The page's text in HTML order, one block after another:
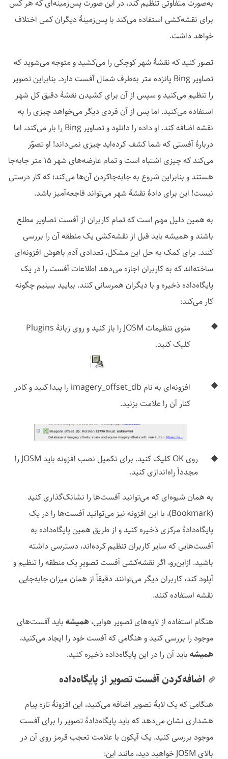
به‌صورت متفاوتی تنظیم کند، در این صورت پس‌زمینه‌ای که هر کس
برای نقشه‌کشی استفاده می‌کند با پس‌زمینهٔ دیگران کمی اختلاف
خواهد داشت.
تصور کنید که نقشهٔ شهر کوچکی را می‌کشید و متوجه می‌شوید که
تصاویر Bing پانزده متر به‌طرف شمال آفست دارد. بنابراین تصویر
را تنظیم می‌کنید و سپس از آن برای کشیدن نقشهٔ دقیق کل شهر
استفاده می‌کنید. اما پس از آن فردی دیگر می‌خواهد چیزی را به
نقشه اضافه کند. او داده را دانلود و تصاویر Bing را بار می‌کند، اما
دربارهٔ آفستی که شما کشف کرده‌اید چیزی نمی‌داند! او تصوّر
می‌کند که چیزی اشتباه است و تمام عارضه‌های شهر ۱۵ متر جابه‌جا
هستند و بنابراین شروع به جابه‌جاکردن آن‌ها می‌کند؛ که کار درستی
نیست! این برای دادهٔ نقشهٔ شهر می‌تواند فاجعه‌آمیز باشد.
به همین دلیل مهم است که تمام کاربران از آفست تصاویر مطلع
باشند و همیشه باید قبل از نقشه‌کشی یک منطقه آن را بررسی
کنند. برای کمک به حل این مشکل، تعدادی آدم باهوش افزونه‌ای
ساخته‌اند که به کاربران اجازه می‌دهد اطلاعات آفست را در یک
پایگاه‌داده ذخیره و با دیگران همرسانی کنند. بیایید ببینیم چگونه
کار می‌کند:
منوی تنظیمات JOSM را باز کنید و روی زبانهٔ Plugins
کلیک کنید.
افزونه‌ای به نام imagery_offset_db را پیدا کنید و کادر
کنار آن را علامت بزنید.
روی OK کلیک کنید. برای تکمیل نصب افزونه باید JOSM را
مجدداً راه‌اندازی کنید.
به همان شیوه‌ای که می‌توانید آفست‌ها را نشانک‌گذاری کنید
(Bookmark)، با این افزونه نیز می‌توانید آفست‌ها را در یک
پایگاه‌دادهٔ مرکزی ذخیره کنید و از طریق همین پایگاه‌داده به
آفست‌هایی که سایر کاربران تنظیم کرده‌اند، دسترسی داشته
باشید. ازاین‌رو، اگر نقشه‌کشی آفست تصویرِ یک منطقه را تنظیم و
آپلود کند، کاربران دیگر می‌توانند دقیقاً از همان میزان جابه‌جایی
نقشه استفاده کنند.
هنگام استفاده از لایه‌های تصویر هوایی، همیشه باید آفست‌های
موجود را بررسی کنید و هنگامی که آفست خود را ایجاد می‌کنید،
همیشه باید آن را در این پایگاه‌داده ذخیره کنید.
اضافه‌کردن آفست تصویر از پایگاه‌داده
هنگامی که یک لایهٔ تصویر اضافه می‌کنید، این افزونهٔ تازه پیام
هشداری نشان می‌دهد که باید پایگاه‌دادهٔ تصویر را برای آفست
موجود بررسی کنید. یک آیکون با علامت تعجب قرمز روی آن در
بالای JOSM خواهید دید، مانند این: